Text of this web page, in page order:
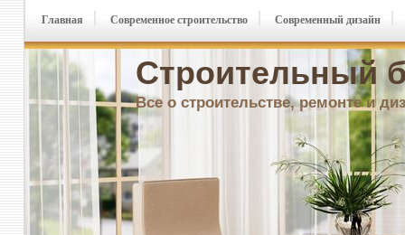
Строительный
Все о строительстве, ремонте и
Главная Современное строительство Современный дизайн